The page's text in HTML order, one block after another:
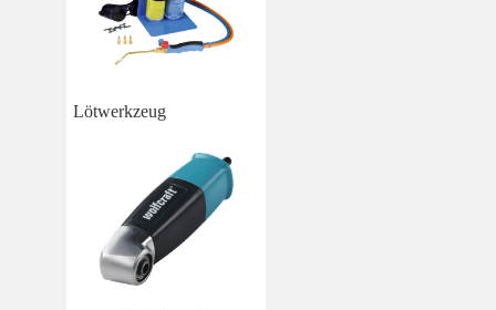
Lötwerkzeug